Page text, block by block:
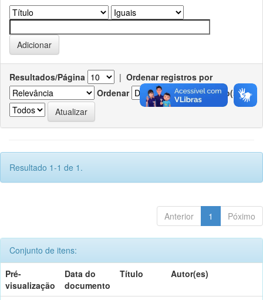
Resultados/Página | Ordenar registros por
Ordenar
Registro(s)
Resultado 1-1 de 1.
Anterior 1 Póximo
Conjunto de itens:
Pré-
visualização
Data do
documento
Título Autor(es)